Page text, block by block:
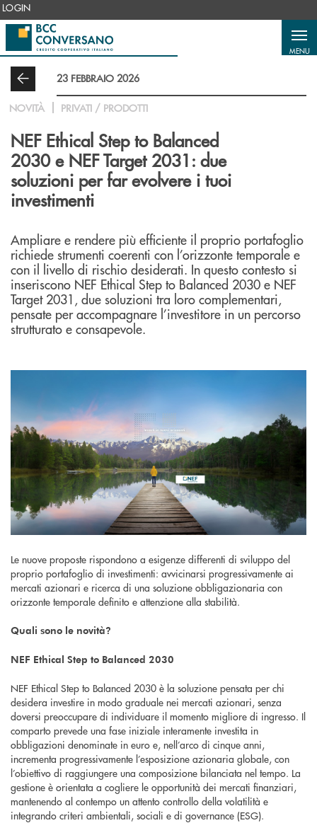
Salta al contenuto principale
LOGIN
MENU
23 FEBBRAIO 2026
NOVITÀ PRIVATI / PRODOTTI
NEF Ethical Step to Balanced
2030 e NEF Target 2031: due
soluzioni per far evolvere i tuoi
investimenti
Ampliare e rendere più efficiente il proprio portafoglio
richiede strumenti coerenti con l’orizzonte temporale e
con il livello di rischio desiderati. In questo contesto si
inseriscono NEF Ethical Step to Balanced 2030 e NEF
Target 2031, due soluzioni tra loro complementari,
pensate per accompagnare l’investitore in un percorso
strutturato e consapevole.
Le nuove proposte rispondono a esigenze differenti di sviluppo del
proprio portafoglio di investimenti: avvicinarsi progressivamente ai
mercati azionari e ricerca di una soluzione obbligazionaria con
orizzonte temporale definito e attenzione alla stabilità.
Quali sono le novità?
NEF Ethical Step to Balanced 2030
NEF Ethical Step to Balanced 2030 è la soluzione pensata per chi
desidera investire in modo graduale nei mercati azionari, senza
doversi preoccupare di individuare il momento migliore di ingresso. Il
comparto prevede una fase iniziale interamente investita in
obbligazioni denominate in euro e, nell’arco di cinque anni,
incrementa progressivamente l’esposizione azionaria globale, con
l’obiettivo di raggiungere una composizione bilanciata nel tempo. La
gestione è orientata a cogliere le opportunità dei mercati finanziari,
mantenendo al contempo un attento controllo della volatilità e
integrando criteri ambientali, sociali e di governance (ESG).